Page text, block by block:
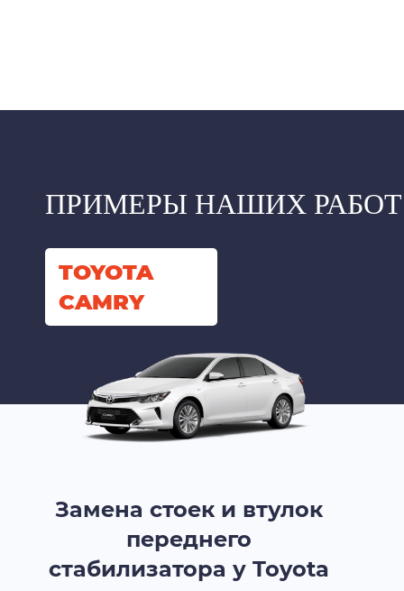
ПРИМЕРЫ НАШИХ РАБОТ
TOYOTA
CAMRY
Замена стоек и втулок
переднего
стабилизатора у Toyota